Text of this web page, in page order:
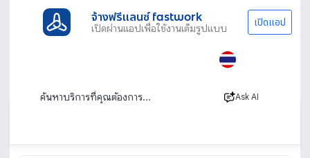
จ้างฟรีแลนซ์ fastwork
เปิดผ่านแอปเพื่อใช้งานเต็มรูปแบบ เปิดแอป
Ask AI
ที่ปรึกษาเรียนต่อต่างประเทศ
ที่ปรึกษาเรียนต่อต่างประเทศ แนะแนวการเรียน
ต่อเมืองนอก